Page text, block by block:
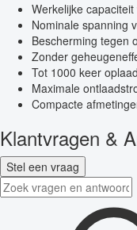
Werkelijke
Nominale spanning
Bescherming tegen
Zonder
Tot 1000 keer
Maximale
Compacte
Klantvragen &
Stel een vraag